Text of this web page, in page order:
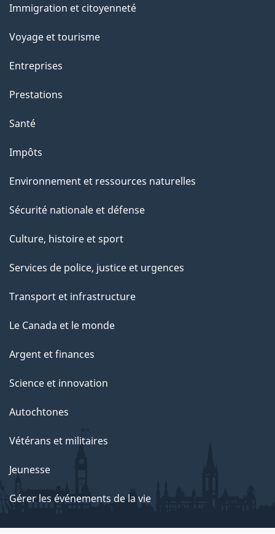
sujets
Immigration et citoyenneté
Voyage et tourisme
Entreprises
Prestations
Santé
Impôts
Environnement et ressources naturelles
Sécurité nationale et défense
Culture, histoire et sport
Services de police, justice et urgences
Transport et infrastructure
Le Canada et le monde
Argent et finances
Science et innovation
Autochtones
Vétérans et militaires
Jeunesse
Gérer les événements de la vie